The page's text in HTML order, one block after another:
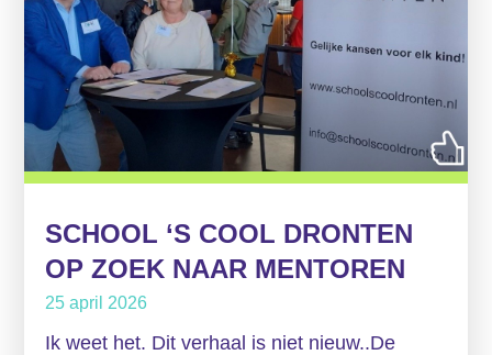
SCHOOL ‘S COOL DRONTEN
OP ZOEK NAAR MENTOREN
25 april 2026
Ik weet het. Dit verhaal is niet nieuw..De